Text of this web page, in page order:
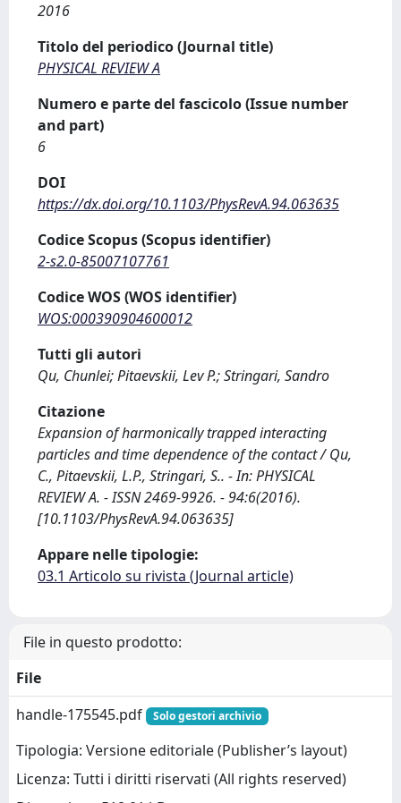
2016
Titolo del periodico (Journal title)
PHYSICAL REVIEW A
Numero e parte del fascicolo (Issue number
and part)
6
DOI
https://dx.doi.org/10.1103/PhysRevA.94.063635
Codice Scopus (Scopus identifier)
2-s2.0-85007107761
Codice WOS (WOS identifier)
WOS:000390904600012
Tutti gli autori
Qu, Chunlei; Pitaevskii, Lev P.; Stringari, Sandro
Citazione
Expansion of harmonically trapped interacting
particles and time dependence of the contact / Qu,
C., Pitaevskii, L.P., Stringari, S.. - In: PHYSICAL
REVIEW A. - ISSN 2469-9926. - 94:6(2016).
[10.1103/PhysRevA.94.063635]
Appare nelle tipologie:
03.1 Articolo su rivista (Journal article)
File in questo prodotto:
File
handle-175545.pdf
Solo gestori archivio
Tipologia: Versione editoriale (Publisher’s layout)
Licenza: Tutti i diritti riservati (All rights reserved)